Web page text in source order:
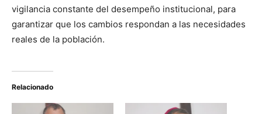
vigilancia constante del desempeño institucional, para
garantizar que los cambios respondan a las necesidades
reales de la población.
Relacionado